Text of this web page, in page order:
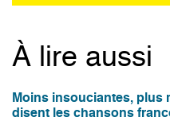
À lire aussi
Moins insouciantes, plus
disent les chansons